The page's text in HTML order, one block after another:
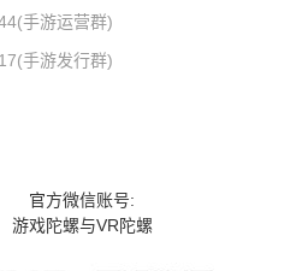
手游运营群)
手游发行群)
官方微信账号:
游戏陀螺与VR陀螺